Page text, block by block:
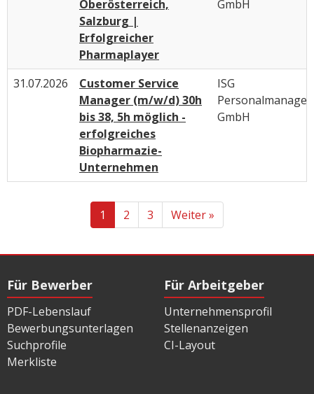
Oberösterreich,
Salzburg |
Erfolgreicher
Pharmaplayer
GmbH
31.07.2026
Customer Service
Manager (m/w/d) 30h
bis 38, 5h möglich -
erfolgreiches
Biopharmazie-
Unternehmen
ISG
GmbH
1 2 3 Weiter »
Für Bewerber
PDF-Lebenslauf
Bewerbungsunterlagen
Suchprofile
Merkliste
Für Arbeitgeber
Unternehmensprofil
Stellenanzeigen
CI-Layout